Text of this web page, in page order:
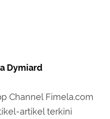
Dymiard
Channel Fimela.com
artikel terkini